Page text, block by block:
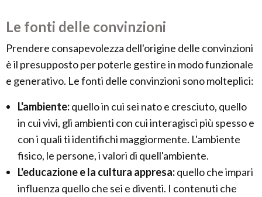
Le fonti delle convinzioni
Prendere consapevolezza dell'origine delle convinzioni
è il presupposto per poterle gestire in modo funzionale
e generativo. Le fonti delle convinzioni sono molteplici:
L'ambiente:quello in cui sei nato e cresciuto, quello
in cui vivi, gli ambienti con cui interagisci più spesso e
con i quali ti identifichi maggiormente. L'ambiente
fisico, le persone, i valori di quell'ambiente.
L'educazione e la cultura appresa:quello che impari
influenza quello che sei e diventi. I contenuti che